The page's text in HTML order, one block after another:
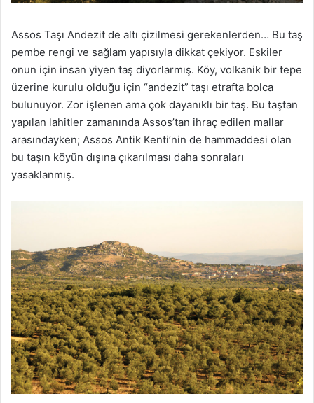
Assos Taşı Andezit de altı çizilmesi gerekenlerden… Bu taş
pembe rengi ve sağlam yapısıyla dikkat çekiyor. Eskiler
onun için insan yiyen taş diyorlarmış. Köy, volkanik bir tepe
üzerine kurulu olduğu için “andezit” taşı etrafta bolca
bulunuyor. Zor işlenen ama çok dayanıklı bir taş. Bu taştan
yapılan lahitler zamanında Assos’tan ihraç edilen mallar
arasındayken; Assos Antik Kenti’nin de hammaddesi olan
bu taşın köyün dışına çıkarılması daha sonraları
yasaklanmış.